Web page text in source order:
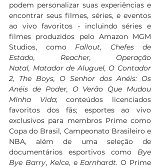
podem personalizar suas experiências e
encontrar seus filmes, séries, e eventos
ao vivo favoritos - incluindo séries e
filmes produzidos pelo Amazon MGM
Studios, como Fallout, Chefes de
Estado, Reacher, Operação
Natal, Matador de Aluguel, O Contador
2, The Boys, O Senhor dos Anéis: Os
Anéis de Poder, O Verão Que Mudou
Minha Vida; conteúdos licenciados
favoritos dos fãs; esportes ao vivo
exclusivos para membros Prime como
Copa do Brasil, Campeonato Brasileiro e
NBA, além de uma seleção de
documentários esportivos como Bye
Bye Barry, Kelce, e Earnhardt. O Prime